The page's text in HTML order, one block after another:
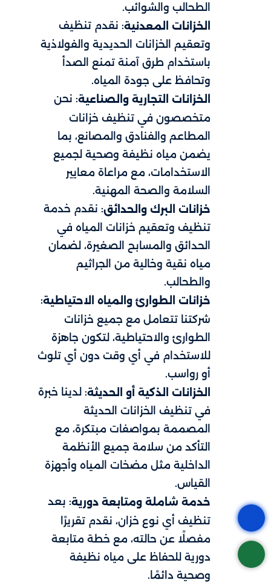
الطحالب والشوائب.
الخزانات المعدنية: نقدم تنظيف
وتعقيم الخزانات الحديدية والفولاذية
باستخدام طرق آمنة تمنع الصدأ
وتحافظ على جودة المياه.
الخزانات التجارية والصناعية: نحن
متخصصون في تنظيف خزانات
المطاعم والفنادق والمصانع، بما
يضمن مياه نظيفة وصحية لجميع
الاستخدامات، مع مراعاة معايير
السلامة والصحة المهنية.
خزانات البرك والحدائق: نقدم خدمة
تنظيف وتعقيم خزانات المياه في
الحدائق والمسابح الصغيرة، لضمان
مياه نقية وخالية من الجراثيم
والطحالب.
خزانات الطوارئ والمياه الاحتياطية:
شركتنا تتعامل مع جميع خزانات
الطوارئ والاحتياطية، لتكون جاهزة
للاستخدام في أي وقت دون أي تلوث
أو رواسب.
الخزانات الذكية أو الحديثة: لدينا خبرة
في تنظيف الخزانات الحديثة
المصممة بمواصفات مبتكرة، مع
التأكد من سلامة جميع الأنظمة
الداخلية مثل مضخات المياه وأجهزة
القياس.
خدمة شاملة ومتابعة دورية: بعد
تنظيف أي نوع خزان، نقدم تقريرًا
مفصلًا عن حالته، مع خطة متابعة
دورية للحفاظ على مياه نظيفة
وصحية دائمًا.